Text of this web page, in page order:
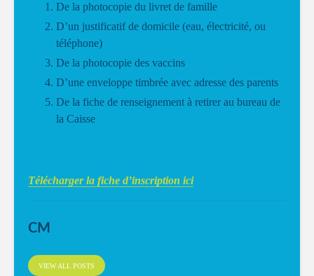
De la photocopie du livret de famille
D’un justificatif de domicile (eau, électricité, ou
téléphone)
De la photocopie des vaccins
D’une enveloppe timbrée avec adresse des parents
De la fiche de renseignement à retirer au bureau de
la Caisse
Télécharger la fiche d’inscription ici
CM
VIEW ALL POSTS